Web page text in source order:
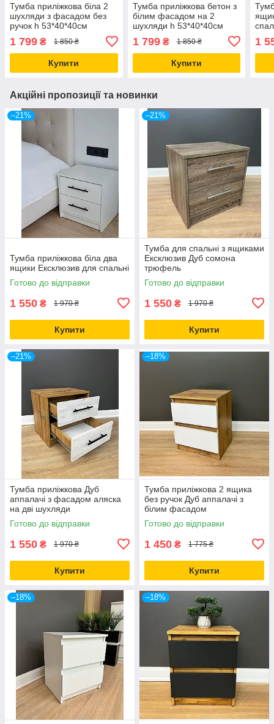
Тумба приліжкова біла 2
шухляди з фасадом без
ручок h 53*40*40см
1 799 ₴ 1 850 ₴
Купити
Тумба приліжкова бетон з
білим фасадом на 2
шухляди h 53*40*40см
1 799₴ 1 850 ₴
Купити
1
Акційні пропозиції та новинки
–21%
Тумба приліжкова біла два
ящики Ексклюзив для спальні
Готово до відправки
1 550 ₴ 1 970 ₴
Купити
–21%
Тумба для спальні з ящиками
Ексклюзив Дуб сомона
трюфель
Готово до відправки
1 550 ₴ 1 970 ₴
Купити
–21%
Тумба приліжкова Дуб
аппалачі з фасадом аляска
на дві шухляди
Готово до відправки
1 550 ₴ 1 970 ₴
Купити
–18%
Тумба приліжкова 2 ящика
без ручок Дуб аппалачі з
білим фасадом
Готово до відправки
1 450 ₴ 1 775 ₴
Купити
–18% –18%